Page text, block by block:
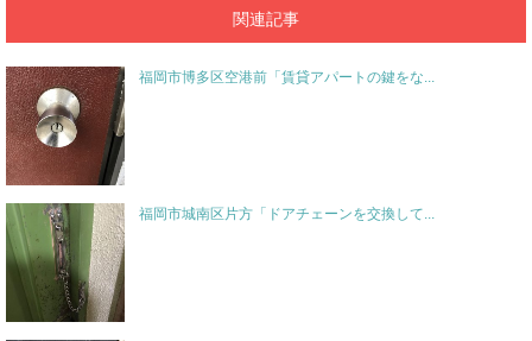
関連記事
福岡市博多区空港前「賃貸アパートの鍵をな...
福岡市城南区片方「ドアチェーンを交換して...